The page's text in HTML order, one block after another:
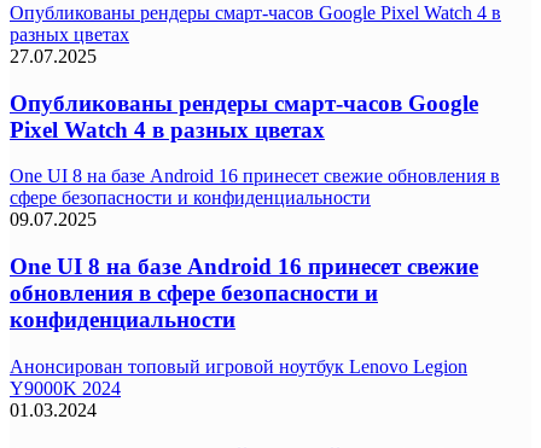
Опубликованы рендеры смарт-часов Google Pixel Watch 4 в
разных цветах
27.07.2025
Опубликованы рендеры смарт-часов Google
Pixel Watch 4 в разных цветах
One UI 8 на базе Android 16 принесет свежие обновления в
сфере безопасности и конфиденциальности
09.07.2025
One UI 8 на базе Android 16 принесет свежие
обновления в сфере безопасности и
конфиденциальности
Анонсирован топовый игровой ноутбук Lenovo Legion
Y9000K 2024
01.03.2024